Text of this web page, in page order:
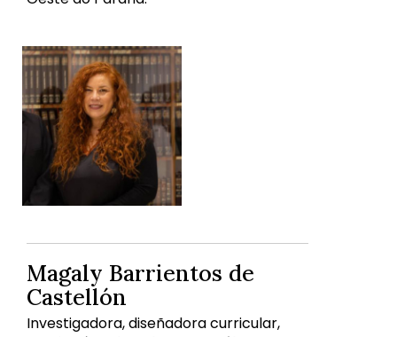
Magaly Barrientos de
Castellón
Investigadora, diseñadora curricular,